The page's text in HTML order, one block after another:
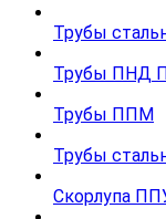
Трубы
Трубы ПНД
Трубы ППМ
Трубы
Скорлупа